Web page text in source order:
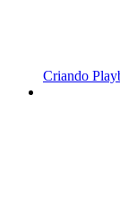
Criando